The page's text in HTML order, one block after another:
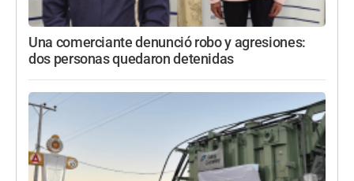
Una comerciante denunció robo y agresiones:
dos personas quedaron detenidas